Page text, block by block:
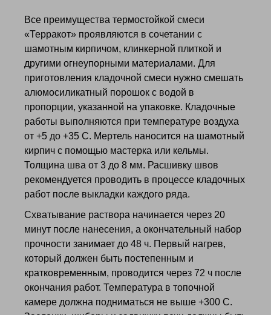
Все преимущества термостойкой смеси
«Терракот» проявляются в сочетании с
шамотным кирпичом, клинкерной плиткой и
другими огнеупорными материалами. Для
приготовления кладочной смеси нужно смешать
алюмосиликатный порошок с водой в
пропорции, указанной на упаковке. Кладочные
работы выполняются при температуре воздуха
от +5 до +35 С. Мертель наносится на шамотный
кирпич с помощью мастерка или кельмы.
Толщина шва от 3 до 8 мм. Расшивку швов
рекомендуется проводить в процессе кладочных
работ после выкладки каждого ряда.
Схватывание раствора начинается через 20
минут после нанесения, а окончательный набор
прочности занимает до 48 ч. Первый нагрев,
который должен быть постепенным и
кратковременным, проводится через 72 ч после
окончания работ. Температура в топочной
камере должна подниматься не выше +300 С.